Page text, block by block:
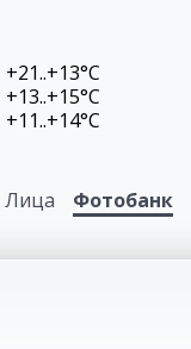
+21..+13°C
+13..+15°C
+11..+14°C
Лица Фотобанк